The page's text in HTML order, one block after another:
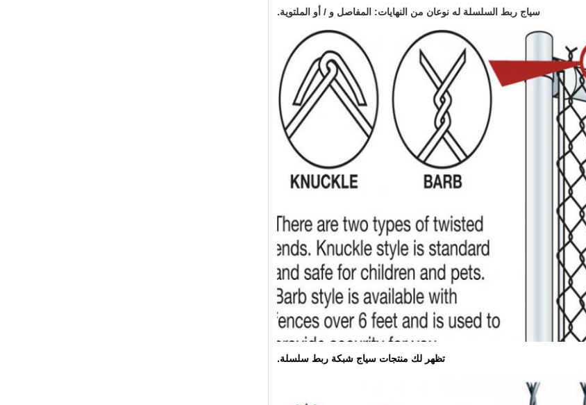
سياج ربط السلسلة له نوعان من النهايات: المفاصل و / أو الملتوية.
تظهر لك منتجات سياج شبكة ربط سلسلة.